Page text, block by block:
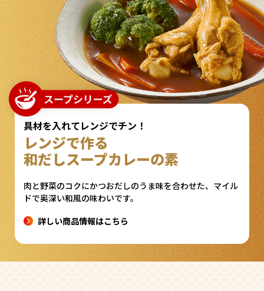
具材を入れてレンジでチン！
レンジで作る
和だしスープカレーの素
肉と野菜のコクにかつおだしのうま味を合わせた、 マイル
ドで奥深い和風の味わいです。
詳しい商品情報はこちら